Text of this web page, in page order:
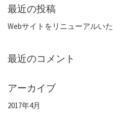
最近の投稿
Webサイトをリニューアルい
最近のコメント
アーカイブ
2017年4月